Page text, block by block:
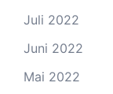
Juli 2022
Juni 2022
Mai 2022